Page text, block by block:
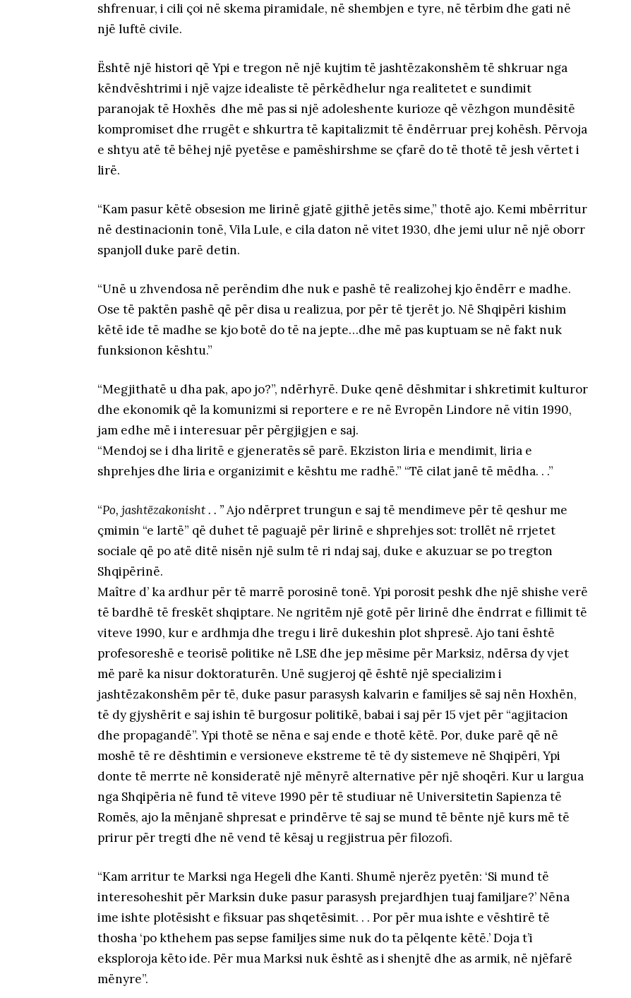
shfrenuar, i cili çoi në skema piramidale, në shembjen e tyre, në tërbim dhe gati në
një luftë civile.
Është një histori që Ypi e tregon në një kujtim të jashtëzakonshëm të shkruar nga
këndvështrimi i një vajze idealiste të përkëdhelur nga realitetet e sundimit
paranojak të Hoxhës dhe më pas si një adoleshente kurioze që vëzhgon mundësitë
kompromiset dhe rrugët e shkurtra të kapitalizmit të ëndërruar prej kohësh. Përvoja
e shtyu atë të bëhej një pyetëse e pamëshirshme se çfarë do të thotë të jesh vërtet i
lirë.
“Kam pasur këtë obsesion me lirinë gjatë gjithë jetës sime,” thotë ajo. Kemi mbërritur
në destinacionin tonë, Vila Lule, e cila daton në vitet 1930, dhe jemi ulur në një oborr
spanjoll duke parë detin.
“Unë u zhvendosa në perëndim dhe nuk e pashë të realizohej kjo ëndërr e madhe.
Ose të paktën pashë që për disa u realizua, por për të tjerët jo. Në Shqipëri kishim
këtë ide të madhe se kjo botë do të na jepte…dhe më pas kuptuam se në fakt nuk
funksionon kështu.”
“Megjithatë u dha pak, apo jo?”, ndërhyrë. Duke qenë dëshmitar i shkretimit kulturor
dhe ekonomik që la komunizmi si reportere e re në Evropën Lindore në vitin 1990,
jam edhe më i interesuar për përgjigjen e saj.
“Mendoj se i dha liritë e gjeneratës së parë. Ekziston liria e mendimit, liria e
shprehjes dhe liria e organizimit e kështu me radhë.” “Të cilat janë të mëdha. . .”
“Po, jashtëzakonisht . . ”Ajo ndërpret trungun e saj të mendimeve për të qeshur me
çmimin “e lartë” që duhet të paguajë për lirinë e shprehjes sot: trollët në rrjetet
sociale që po atë ditë nisën një sulm të ri ndaj saj, duke e akuzuar se po tregton
Shqipërinë.
Maître d’ ka ardhur për të marrë porosinë tonë. Ypi porosit peshk dhe një shishe verë
të bardhë të freskët shqiptare. Ne ngritëm një gotë për lirinë dhe ëndrrat e fillimit të
viteve 1990, kur e ardhmja dhe tregu i lirë dukeshin plot shpresë. Ajo tani është
profesoreshë e teorisë politike në LSE dhe jep mësime për Marksiz, ndërsa dy vjet
më parë ka nisur doktoraturën. Unë sugjeroj që është një specializim i
jashtëzakonshëm për të, duke pasur parasysh kalvarin e familjes së saj nën Hoxhën,
të dy gjyshërit e saj ishin të burgosur politikë, babai i saj për 15 vjet për “agjitacion
dhe propagandë”. Ypi thotë se nëna e saj ende e thotë këtë. Por, duke parë që në
moshë të re dështimin e versioneve ekstreme të të dy sistemeve në Shqipëri, Ypi
donte të merrte në konsideratë një mënyrë alternative për një shoqëri. Kur u largua
nga Shqipëria në fund të viteve 1990 për të studiuar në Universitetin Sapienza të
Romës, ajo la mënjanë shpresat e prindërve të saj se mund të bënte një kurs më të
prirur për tregti dhe në vend të kësaj u regjistrua për filozofi.
“Kam arritur te Marksi nga Hegeli dhe Kanti. Shumë njerëz pyetën: ‘Si mund të
interesoheshit për Marksin duke pasur parasysh prejardhjen tuaj familjare?’ Nëna
ime ishte plotësisht e fiksuar pas shqetësimit. . . Por për mua ishte e vështirë të
thosha ‘po kthehem pas sepse familjes sime nuk do ta pëlqente këtë.’ Doja t’i
eksploroja këto ide. Për mua Marksi nuk është as i shenjtë dhe as armik, në njëfarë
mënyre”.